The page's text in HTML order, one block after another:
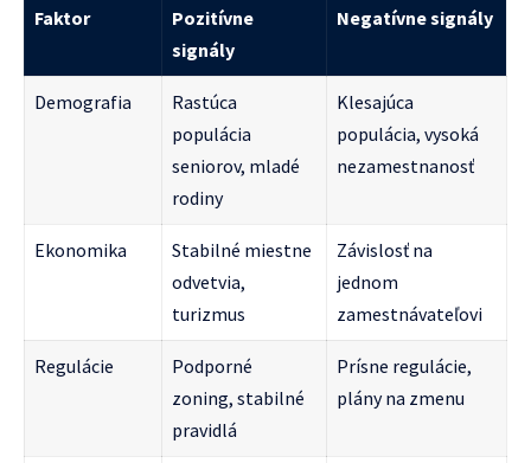
Faktor
Pozitívne
signály
Negatívne signály
Demografia
Rastúca
populácia
seniorov, mladé
rodiny
Klesajúca
populácia, vysoká
nezamestnanosť
Ekonomika
Stabilné miestne
odvetvia,
turizmus
Závislosť na
jednom
zamestnávateľovi
Regulácie
Podporné
zoning, stabilné
pravidlá
Prísne regulácie,
plány na zmenu